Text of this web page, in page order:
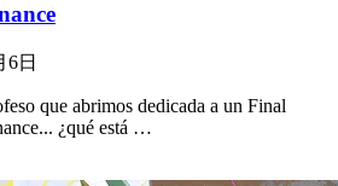
6日
que abrimos dedicada a un Final
¿qué está …